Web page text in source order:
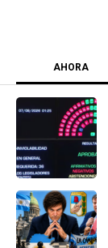
AHORA